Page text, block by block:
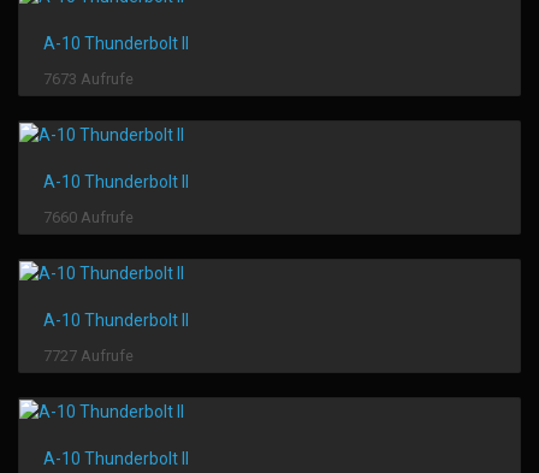
A-10 Thunderbolt II
7673 Aufrufe
A-10 Thunderbolt II
7660 Aufrufe
A-10 Thunderbolt II
7727 Aufrufe
A-10 Thunderbolt II